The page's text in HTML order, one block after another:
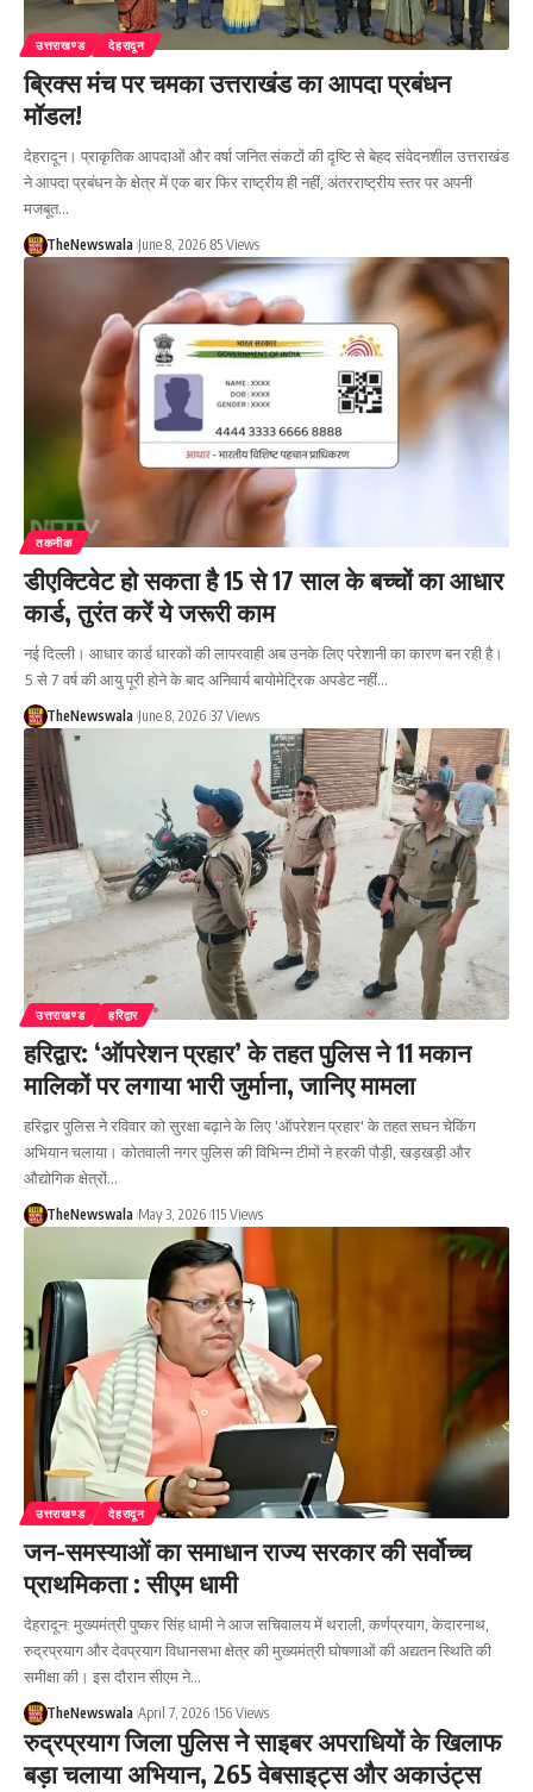
उत्तराखण्ड देहरादून
ब्रिक्स मंच पर चमका उत्तराखंड का आपदा प्रबंधन
मॉडल!
देहरादून। प्राकृतिक आपदाओं और वर्षा जनित संकटों की दृष्टि से बेहद संवेदनशील उत्तराखंड
ने आपदा प्रबंधन के क्षेत्र में एक बार फिर राष्ट्रीय ही नहीं, अंतरराष्ट्रीय स्तर पर अपनी
मजबूत…
TheNewswala June 8, 2026 85 Views
तकनीक
डीएक्टिवेट हो सकता है 15 से 17 साल के बच्चों का आधार
कार्ड, तुरंत करें ये जरूरी काम
नई दिल्ली। आधार कार्ड धारकों की लापरवाही अब उनके लिए परेशानी का कारण बन रही है।
5 से 7 वर्ष की आयु पूरी होने के बाद अनिवार्य बायोमेट्रिक अपडेट नहीं…
TheNewswala June 8, 2026 37 Views
उत्तराखण्ड हरिद्वार
हरिद्वार: ‘ऑपरेशन प्रहार’ के तहत पुलिस ने 11 मकान
मालिकों पर लगाया भारी जुर्माना, जानिए मामला
हरिद्वार पुलिस ने रविवार को सुरक्षा बढ़ाने के लिए 'ऑपरेशन प्रहार' के तहत सघन चेकिंग
अभियान चलाया। कोतवाली नगर पुलिस की विभिन्न टीमों ने हरकी पौड़ी, खड़खड़ी और
औद्योगिक क्षेत्रों…
TheNewswala May 3, 2026 115 Views
उत्तराखण्ड देहरादून
जन-समस्याओं का समाधान राज्य सरकार की सर्वोच्च
प्राथमिकता : सीएम धामी
देहरादून: मुख्यमंत्री पुष्कर सिंह धामी ने आज सचिवालय में थराली, कर्णप्रयाग, केदारनाथ,
रुद्रप्रयाग और देवप्रयाग विधानसभा क्षेत्र की मुख्यमंत्री घोषणाओं की अद्यतन स्थिति की
समीक्षा की। इस दौरान सीएम ने…
TheNewswala April 7, 2026 156 Views
रुद्रप्रयाग जिला पुलिस ने साइबर अपराधियों के खिलाफ
बड़ा चलाया अभियान, 265 वेबसाइट्स और अकाउंट्स